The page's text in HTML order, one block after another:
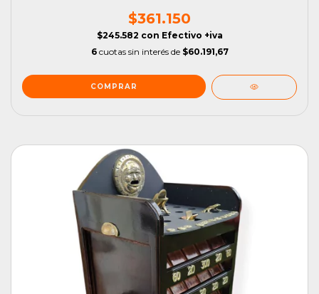
$361.150
$245.582 con Efectivo +iva
6 cuotas sin interés de $60.191,67